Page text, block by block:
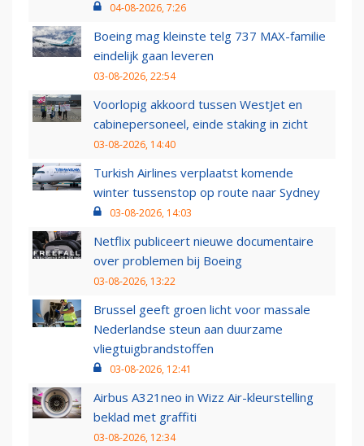
04-08-2026, 7:26
Boeing mag kleinste telg 737 MAX-familie
eindelijk gaan leveren
03-08-2026, 22:54
Voorlopig akkoord tussen WestJet en
cabinepersoneel, einde staking in zicht
03-08-2026, 14:40
Turkish Airlines verplaatst komende
winter tussenstop op route naar Sydney
03-08-2026, 14:03
Netflix publiceert nieuwe documentaire
over problemen bij Boeing
03-08-2026, 13:22
Brussel geeft groen licht voor massale
Nederlandse steun aan duurzame
vliegtuigbrandstoffen
03-08-2026, 12:41
Airbus A321neo in Wizz Air-kleurstelling
beklad met graffiti
03-08-2026, 12:34